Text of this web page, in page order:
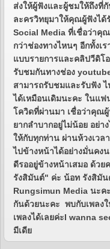
ส่งให้ผู้ฟังและผู้ชมให้ถึงที่
ละครวิทยุมาให้คุณผู้ฟังได้
Social Media ที่เชื่อว่าคุ
กว่าช่องทางไหนๆ อีกทั้งเ
แบบรายการและคลิปวีดิ
รับชมกันทางช่อง
สามารถรับชมและรับฟัง
ได้เหมือนเดิมนะคะ ในแ
โควิดที่ผ่านมา เชื่อว่าคุณ
ยากลำบากอยู่ไม่น้อย อย่า
ให้กับทุกท่าน ผ่านห้วงเว
ไปข้างหน้าได้อย่างมั่นคง
ดีรออยู่ข้างหน้าเสมอ ด้วย
รังสิมันต์" ค่ะ น้อท รังสิมั
Rungsimun Media นะค
กันด้วยนะคะ พบกับเพลง
เพลงได้เลยค่ะI wanna
มีเดีย